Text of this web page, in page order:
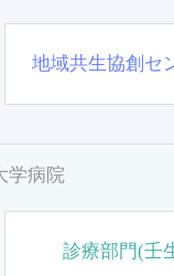
地域共生協創セ
学病院
診療部門(壬